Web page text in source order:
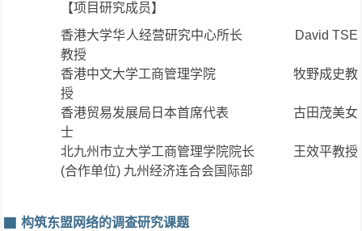
【项目研究成员】
香港大学华人经营研究中心所长 David TSE
教授
香港中文大学工商管理学院 牧野成史教
授
香港贸易发展局日本首席代表 古田茂美女
士
北九州市立大学工商管理学院院长 王效平教授
(合作单位) 九州经济连合会国际部
构筑东盟网络的调查研究课题